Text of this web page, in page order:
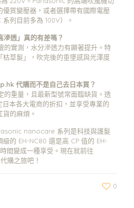
質變壓器，或者選擇帶有國際電壓
列目前多為 100V）。
透」真的有差嗎？
的實測，水分滲透力有顯著提升。特
枯草髮」，吹完後的垂墜感與光澤度
代購而不是自己去日本買？
的重量，且最新型號常面臨缺貨。透
日本各大電商的折扣，並享受專業的
的麻煩。
nanocare 系列是科技與護髮
的 EH-NC80 還是高 CP 值的 EH-
間變成一種享受。現在就前往
購之旅吧！
0